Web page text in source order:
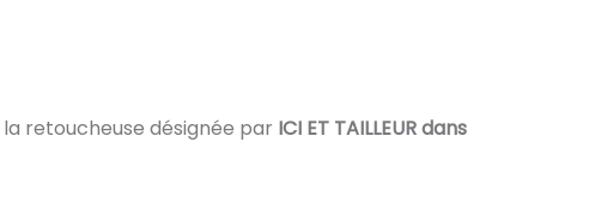
retoucheuse désignée par ICI ET TAILLEURdans